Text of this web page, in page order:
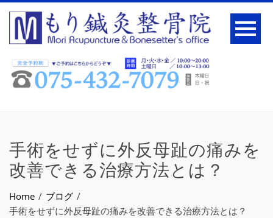
手術をせずに外反母趾の痛みを
改善できる治療方法とは？
Home
ブログ
手術をせずに外反母趾の痛みを改善できる治療方法とは？